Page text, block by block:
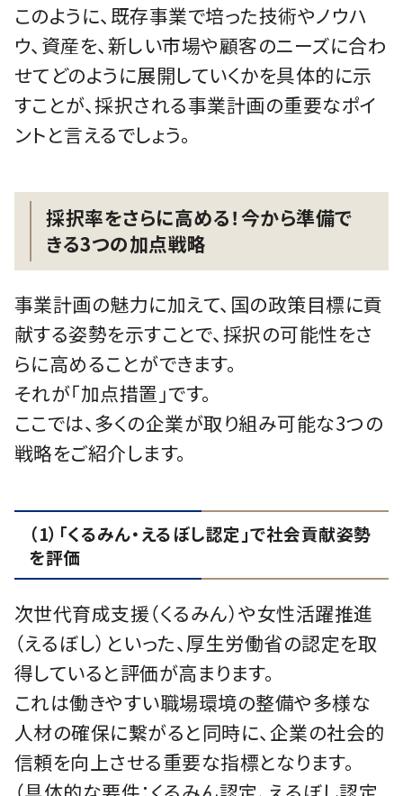
このように、既存事業で培った技術やノウハ
ウ、資産を、新しい市場や顧客のニーズに合わ
せてどのように展開していくかを具体的に示
すことが、採択される事業計画の重要なポイ
ントと言えるでしょう。
採択率をさらに高める！今から準備で
きる3つの加点戦略
事業計画の魅力に加えて、国の政策目標に貢
献する姿勢を示すことで、採択の可能性をさ
らに高めることができます。
それが「加点措置」です。
ここでは、多くの企業が取り組み可能な3つの
戦略をご紹介します。
（1）「くるみん・えるぼし認定」で社会貢献姿勢
を評価
次世代育成支援（くるみん）や女性活躍推進
（えるぼし）といった、厚生労働省の認定を取
得していると評価が高まります。
これは働きやすい職場環境の整備や多様な
人材の確保に繋がると同時に、企業の社会的
信頼を向上させる重要な指標となります。